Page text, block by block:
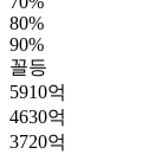
80%
90%
꼴등
5910억
4630억
3720억